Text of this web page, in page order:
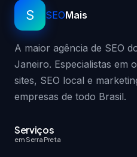
S SEOMais
A maior agência de SEO
Janeiro. Especialistas em
sites, SEO local e
empresas de todo Brasil.
Serviços
em Serra Preta